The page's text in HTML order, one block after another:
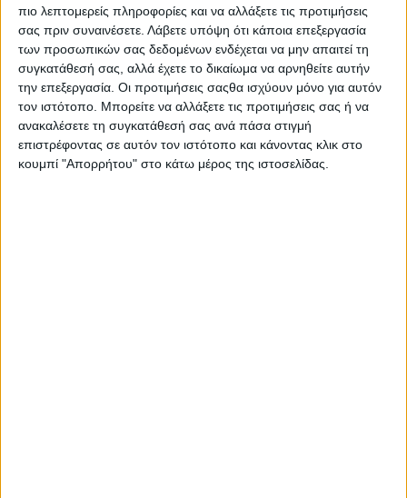
πιο λεπτομερείς πληροφορίες και να αλλάξετε τις προτιμήσεις
σας πριν συναινέσετε. Λάβετε υπόψη ότι κάποια επεξεργασία
των προσωπικών σας δεδομένων ενδέχεται να μην απαιτεί τη
συγκατάθεσή σας, αλλά έχετε το δικαίωμα να αρνηθείτε αυτήν
την επεξεργασία. Οι προτιμήσεις σαςθα ισχύουν μόνο για αυτόν
τον ιστότοπο. Μπορείτε να αλλάξετε τις προτιμήσεις σας ή να
ανακαλέσετε τη συγκατάθεσή σας ανά πάσα στιγμή
επιστρέφοντας σε αυτόν τον ιστότοπο και κάνοντας κλικ στο
κουμπί "Απορρήτου" στο κάτω μέρος της ιστοσελίδας.